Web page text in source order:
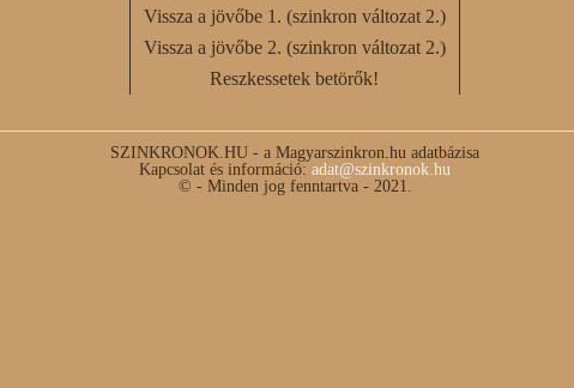
Vissza a jövőbe 1. (szinkron változat 2.)
Vissza a jövőbe 2. (szinkron változat 2.)
Reszkessetek betörők!
SZINKRONOK.HU - a Magyarszinkron.hu adatbázisa
Kapcsolat és információ: adat@szinkronok.hu
© - Minden jog fenntartva - 2021.